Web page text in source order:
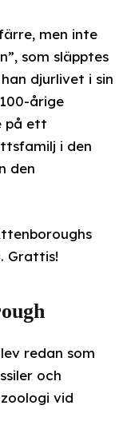
men inte
som släpptes
djurlivet i sin
årige
på ett
i den
den
Grattis!
redan som
och
vid